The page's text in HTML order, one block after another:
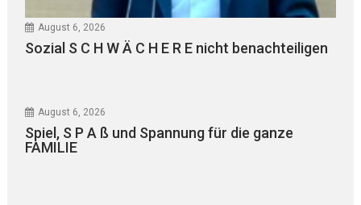
August 6, 2026
Sozial S C H W Ä C H E R E nicht benachteiligen
August 6, 2026
Spiel, S P A ß und Spannung für die ganze
FAMILIE